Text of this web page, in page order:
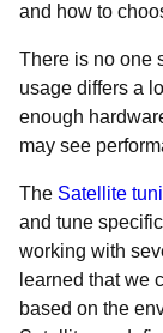
and how to
There is no one
usage differs a
enough
may see
The Satellite
and tune
working with
learned that we
based on the